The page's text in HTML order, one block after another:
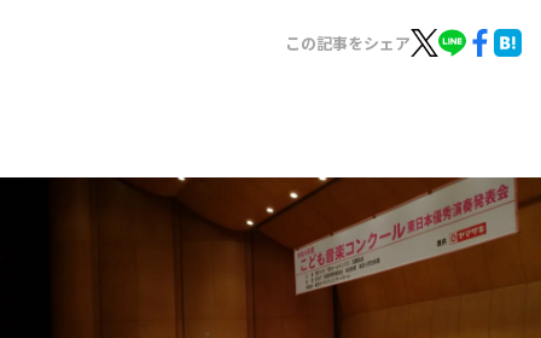
イベント・グッズ
この記事をシェア